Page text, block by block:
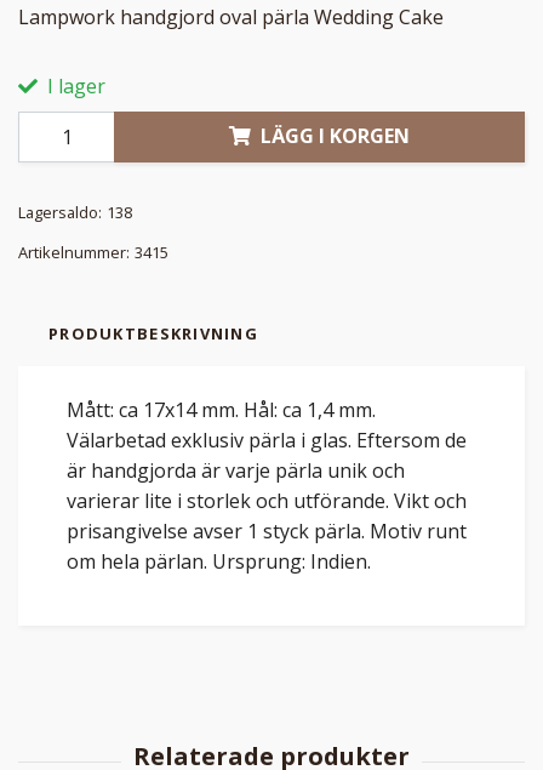
Lampwork handgjord oval pärla Wedding Cake
I lager
LÄGG I KORGEN
Lagersaldo: 138
Artikelnummer: 3415
PRODUKTBESKRIVNING
Mått: ca 17x14 mm. Hål: ca 1,4 mm.
Välarbetad exklusiv pärla i glas. Eftersom de
är handgjorda är varje pärla unik och
varierar lite i storlek och utförande. Vikt och
prisangivelse avser 1 styck pärla. Motiv runt
om hela pärlan. Ursprung: Indien.